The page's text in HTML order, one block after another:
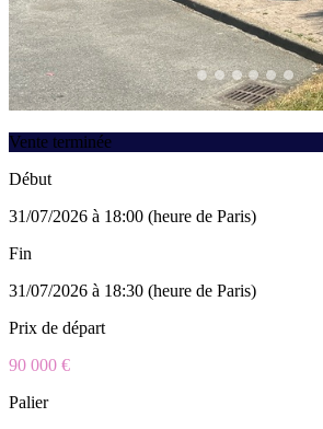
Vente terminée
Début
31/07/2026 à 18:00 (heure de Paris)
Fin
31/07/2026 à 18:30 (heure de Paris)
Prix de départ
90 000 €
Palier